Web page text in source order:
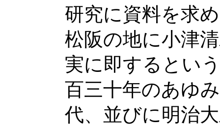
研究に資料を求
松阪の地に小津
実に即するとい
百三十年のあゆ
代、並びに明治